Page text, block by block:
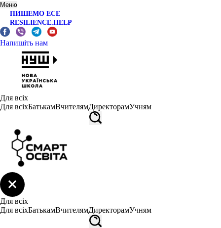
Меню
ПИШЕМО ЕСЕ
RESILIENCE.HELP
Напишіть нам
Для всіх
Для всіхБатькамВчителямДиректорамУчням
Для всіх
Для всіхБатькамВчителямДиректорамУчням